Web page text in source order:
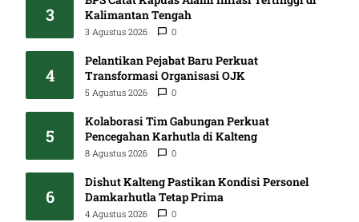
3
Kalimantan Tengah
3 Agustus 2026 0
4
Pelantikan Pejabat Baru Perkuat
Transformasi Organisasi OJK
5 Agustus 2026 0
5
Kolaborasi Tim Gabungan Perkuat
Pencegahan Karhutla di Kalteng
8 Agustus 2026 0
6
Dishut Kalteng Pastikan Kondisi Personel
Damkarhutla Tetap Prima
4 Agustus 2026 0